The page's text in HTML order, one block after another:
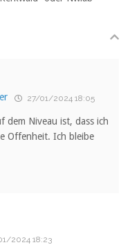
27/01/2024 18:05
dem Niveau ist, dass ich
Offenheit. Ich bleibe
2024 18:23